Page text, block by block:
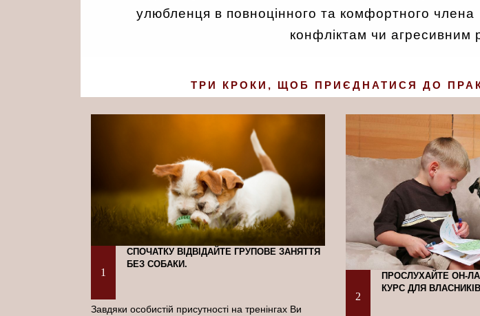
улюбленця в повноцінного та комфортного члена
конфліктам чи агресивним
ТРИ КРОКИ, ЩОБ ПРИЄДНАТИСЯ ДО
1
СПОЧАТКУ ВІДВІДАЙТЕ ГРУПОВЕ ЗАНЯТТЯ
БЕЗ СОБАКИ.
Завдяки особистій присутності на тренінгах Ви
2
ПРОСЛУХАЙТЕ ОН-
КУРС ДЛЯ